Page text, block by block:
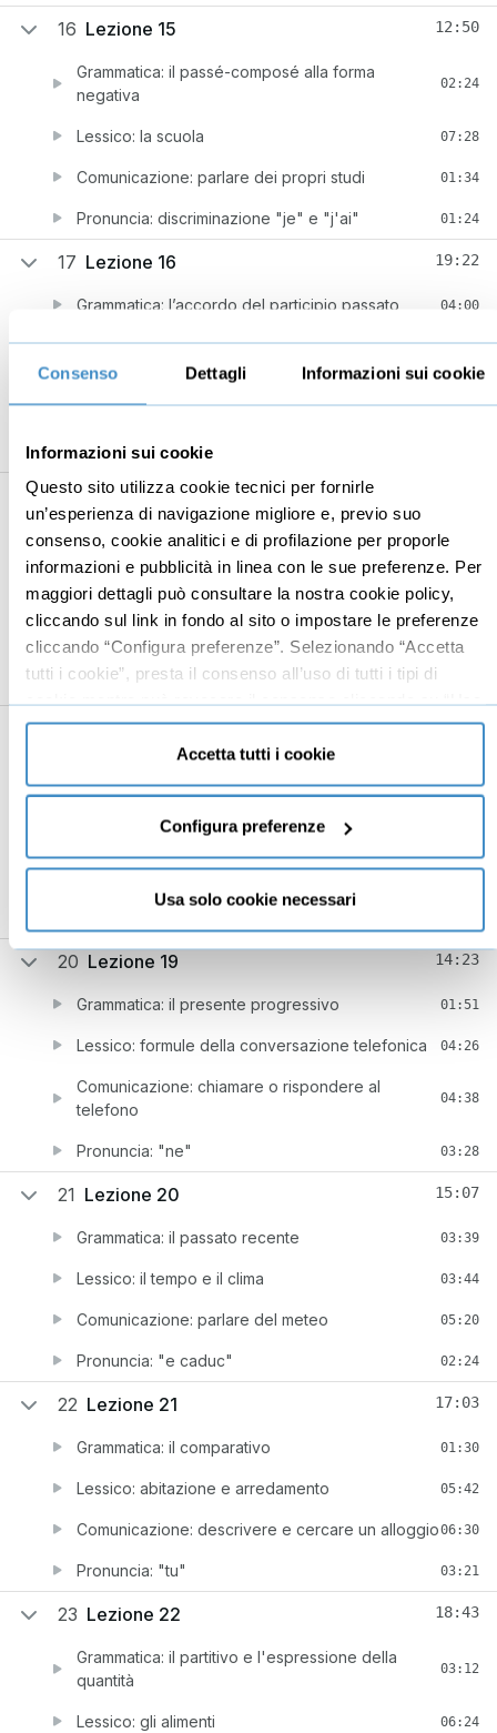
Consenso Dettagli Informazioni sui cookie
Informazioni sui cookie
Questo sito utilizza cookie tecnici per fornirle
un’esperienza di navigazione migliore e, previo suo
consenso, cookie analitici e di profilazione per proporle
informazioni e pubblicità in linea con le sue preferenze. Per
maggiori dettagli può consultare la nostra cookie policy,
cliccando sul link in fondo al sito o impostare le preferenze
cliccando “Configura preferenze”. Selezionando “Accetta
tutti i cookie”, presta il consenso all’uso di tutti i tipi di
cookie mentre può revocare il consenso cliccando su “Usa
solo cookie necessari” e saranno attivati i soli cookie
tecnici necessari al corretto funzionamento del sito.
Accetta tutti i cookie
Configura preferenze
Usa solo cookie necessari
16 Lezione 15 12:50
Grammatica: il passé-composé alla forma
negativa
02:24
Lessico: la scuola 07:28
Comunicazione: parlare dei propri studi 01:34
Pronuncia: discriminazione "je" e "j'ai" 01:24
17 Lezione 16 19:22
Grammatica: l’accordo del participio passato 04:00
Lessico: l’amore, le emozioni e i sentimenti 07:44
Comunicazione: fare una dichiarazione d’amore
aperte/chiuse
18 Lezione 17
Grammatica: l’imperfetto 03:01
Lessico: la famiglia e la parentela
Comunicazione: parlare e descrivere la propria
famiglia
Pronuncia: intonazione di "oui" e "non"
19 Lezione 18 15:46
Comunicazione: annunciare e reagire ad un
evento familiare
02:48
20 Lezione 19 14:23
Grammatica: il presente progressivo 01:51
Lessico: formule della conversazione telefonica 04:26
Comunicazione: chiamare o rispondere al
telefono
04:38
Pronuncia: "ne" 03:28
21 Lezione 20 15:07
Grammatica: il passato recente 03:39
Lessico: il tempo e il clima 03:44
Comunicazione: parlare del meteo 05:20
Pronuncia: "e caduc" 02:24
22 Lezione 21 17:03
Grammatica: il comparativo 01:30
Lessico: abitazione e arredamento 05:42
Comunicazione: descrivere e cercare un alloggio06:30
Pronuncia: "tu" 03:21
23 Lezione 22 18:43
Grammatica: il partitivo e l'espressione della
quantità
03:12
Lessico: gli alimenti 06:24